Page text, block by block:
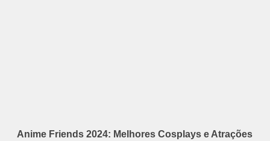
Anime Friends 2024: Melhores Cosplays e Atrações